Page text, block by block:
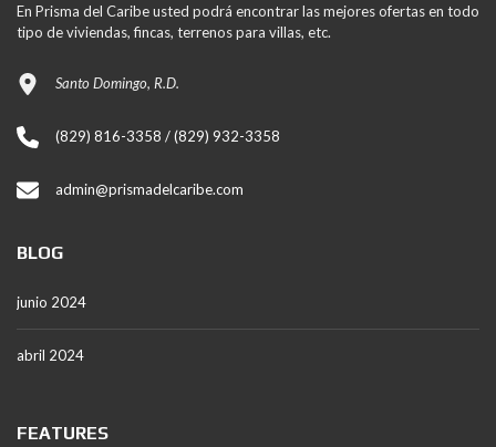
En Prisma del Caribe usted podrá encontrar las mejores ofertas en todo
tipo de viviendas, fincas, terrenos para villas, etc.
Santo Domingo, R.D.
(829) 816-3358 / (829) 932-3358
admin@prismadelcaribe.com
BLOG
junio 2024
abril 2024
FEATURES